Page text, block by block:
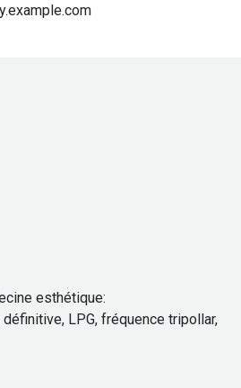
esthétique:
LPG, fréquence tripollar,